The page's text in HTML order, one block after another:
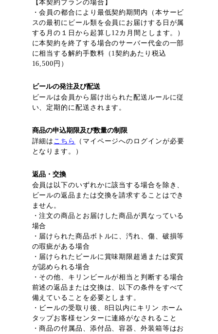
【本契約プランの場合】
・会員の都合により最低契約期間内（本サービ
スの最初にビール類を会員にお届けする日が属
する月の１日から起算し12カ月間とします。）
に本契約を終了する場合のサーバー代金の一部
に相当する解約手数料（1契約あたり税込
16,500円）
ビールの発注及び配送
ビールは会員から届け出られた配送ルールに従
い、定期的に配送されます。
商品の申込期限及び数量の制限
詳細は こちら
（マイページへのログインが必要
となります。）
返品・交換
会員は以下のいずれかに該当する場合を除き、
ビールの返品または交換を請求することはでき
ません。
・注文の商品とお届けした商品が異なっている
場合
・届けられた商品ボトルに、汚れ、傷、破損等
の瑕疵がある場合
・届けられたビールに賞味期限超過または変質
が認められる場合
・その他、キリンビールが相当と判断する場合
前述の返品または交換は、以下の条件をすべて
備えていることを必要とします。
・ビールの受取り後、8日以内にキリン ホーム
タップお客様センターに連絡がなされること
・商品の付属品、添付品、容器、外装箱等はお